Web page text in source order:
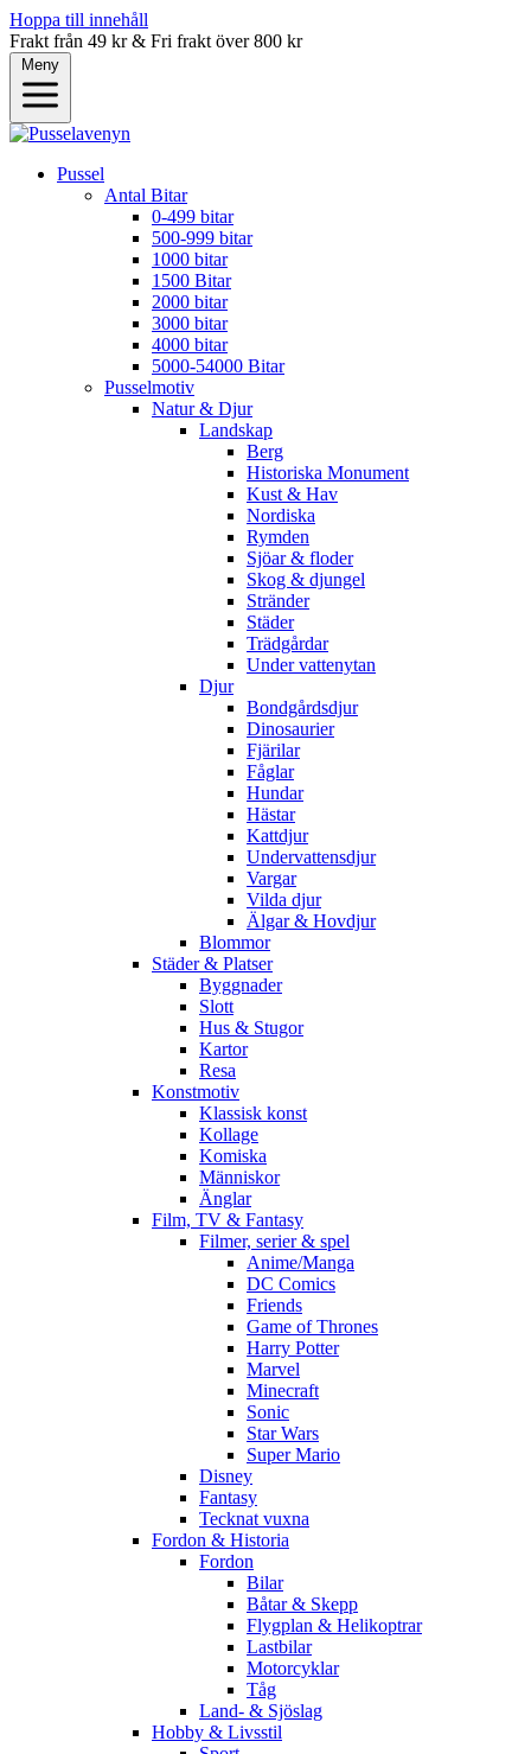
Hoppa till innehåll
Frakt från 49 kr & Fri frakt över 800 kr
Meny
Pussel
Antal Bitar
0-499 bitar
500-999 bitar
1000 bitar
1500 Bitar
2000 bitar
3000 bitar
4000 bitar
5000-54000 Bitar
Pusselmotiv
Natur & Djur
Landskap
Berg
Historiska Monument
Kust & Hav
Nordiska
Rymden
Sjöar & floder
Skog & djungel
Stränder
Städer
Trädgårdar
Under vattenytan
Djur
Bondgårdsdjur
Dinosaurier
Fjärilar
Fåglar
Hundar
Hästar
Kattdjur
Undervattensdjur
Vargar
Vilda djur
Älgar & Hovdjur
Blommor
Städer & Platser
Byggnader
Slott
Hus & Stugor
Kartor
Resa
Konstmotiv
Klassisk konst
Kollage
Komiska
Människor
Änglar
Film, TV & Fantasy
Filmer, serier & spel
Anime/Manga
DC Comics
Friends
Game of Thrones
Harry Potter
Marvel
Minecraft
Sonic
Star Wars
Super Mario
Disney
Fantasy
Tecknat vuxna
Fordon & Historia
Fordon
Bilar
Båtar & Skepp
Flygplan & Helikoptrar
Lastbilar
Motorcyklar
Tåg
Land- & Sjöslag
Hobby & Livsstil